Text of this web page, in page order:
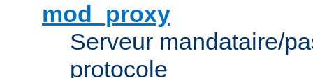
mod_proxy
Serveur mandataire/
protocole